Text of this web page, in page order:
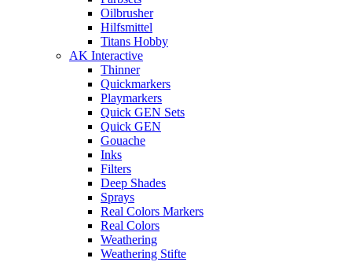
Oilbrusher
Hilfsmittel
Titans Hobby
AK Interactive
Thinner
Quickmarkers
Playmarkers
Quick GEN Sets
Quick GEN
Gouache
Inks
Filters
Deep Shades
Sprays
Real Colors Markers
Real Colors
Weathering
Weathering Stifte